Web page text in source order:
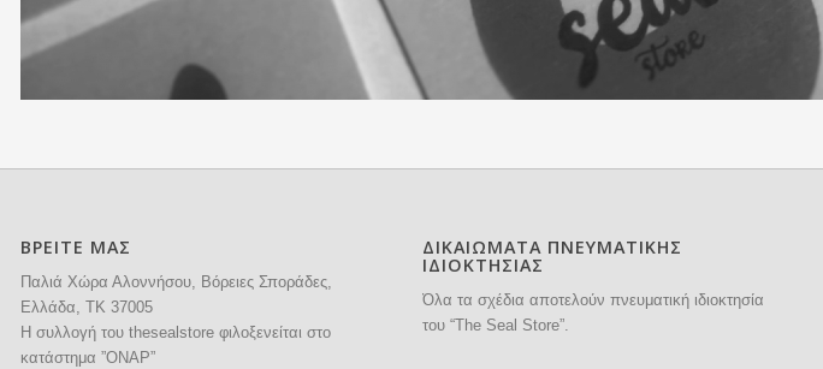
ΒΡΕΙΤΕ ΜΑΣ
Παλιά Χώρα Αλοννήσου, Βόρειες Σποράδες,
Ελλάδα, ΤΚ 37005
H συλλογή του thesealstore φιλοξενείται στο
κατάστημα ”ΟΝΑΡ”
ΔΙΚΑΙΩΜΑΤΑ ΠΝΕΥΜΑΤΙΚΗΣ
ΙΔΙΟΚΤΗΣΙΑΣ
Όλα τα σχέδια αποτελούν πνευματική ιδιοκτησία
του “The Seal Store”.